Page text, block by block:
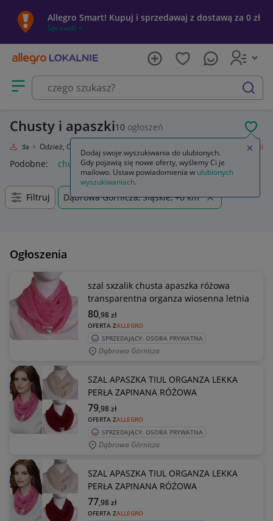
Allegro Smart! Kupuj i sprzedawaj z dostawą za 0 zł
Sprawdź »
Otwórz menu z kategoriami
szukaj
Chusty i apaszki10 ogłoszeń
Moda Odzież, Obuwie, Dodatki Chusty i apaszki
Podobne: chusty i apaszki
Filtruj Dąbrowa Górnicza, Śląskie, +0 km
Ogłoszenia
szal sxzalik chusta apaszka różowa
transparentna organza wiosenna letnia
OFERTA ZALLEGRO
80,98zł
SPRZEDAJĄCY: OSOBA PRYWATNA
Dąbrowa Górnicza
SZAL APASZKA TIUL ORGANZA LEKKA
PERŁA ZAPINANA RÓŻOWA
OFERTA ZALLEGRO
79,98zł
SPRZEDAJĄCY: OSOBA PRYWATNA
Dąbrowa Górnicza
SZAL APASZKA TIUL ORGANZA LEKKA
PERŁA ZAPINANA RÓŻOWA
OFERTA ZALLEGRO
77,98zł
Dodaj swoje wyszukiwania do ulubionych.
Gdy pojawią się nowe oferty, wyślemy Ci je
mailowo. Ustaw powiadomienia w ulubionych
wyszukiwaniach.